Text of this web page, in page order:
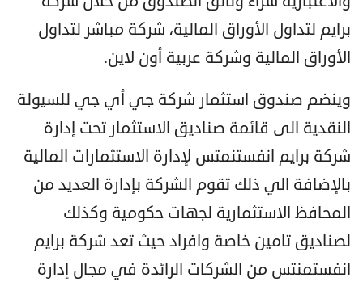
برايم لتداول الأوراق المالية، شركة مباشر لتداول
الأوراق المالية وشركة عربية أون لاين.
وينضم صندوق استثمار شركة جي أي جي للسيولة
النقدية الى قائمة صناديق الاستثمار تحت إدارة
شركة برايم انفستنمتس لإدارة الاستثمارات المالية
بالإضافة الي ذلك تقوم الشركة بإدارة العديد من
المحافظ الاستثمارية لجهات حكومية وكذلك
لصناديق تامين خاصة وافراد حيث تعد شركة برايم
انفستمنتس من الشركات الرائدة في مجال إدارة